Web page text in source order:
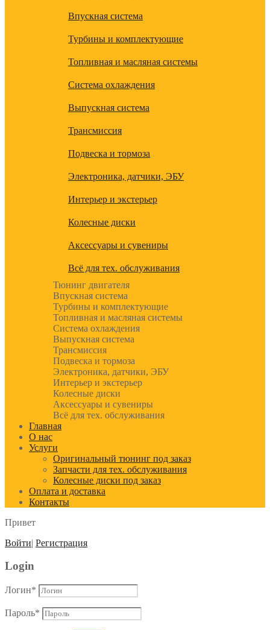
Впускная система
Турбины и комплектующие
Топливная и масляная системы
Система охлаждения
Выпускная система
Трансмиссия
Подвеска и тормоза
Электроника, датчики, ЭБУ
Интерьер и экстерьер
Колесные диски
Аксессуары и сувениры
Всё для тех. обслуживания
Тюнинг двигателя
Впускная система
Турбины и комплектующие
Топливная и масляная системы
Система охлаждения
Выпускная система
Трансмиссия
Подвеска и тормоза
Электроника, датчики, ЭБУ
Интерьер и экстерьер
Колесные диски
Аксессуары и сувениры
Всё для тех. обслуживания
Главная
О нас
Услуги
Оригинальный тюнинг под заказ
Запчасти для тех. обслуживания
Колесные диски под заказ
Оплата и доставка
Контакты
Привет
Войти| Регистрация
Login
Логин*
Пароль*